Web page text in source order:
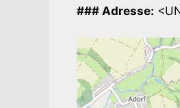
### Adresse: